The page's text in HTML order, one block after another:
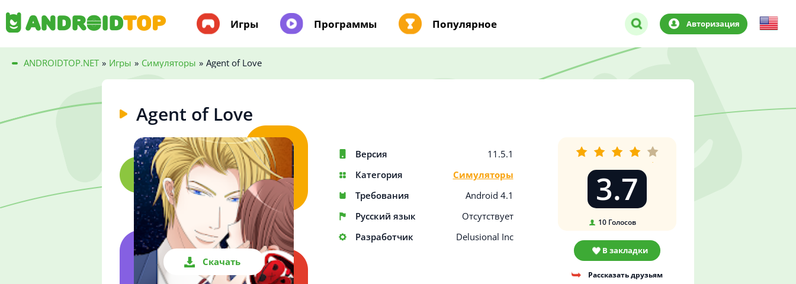
Игры Программы Популярное Авторизация
ANDROIDTOP.NET » Игры » Симуляторы » Agent of Love
Agent of Love
Скачать
Версия
11.5.1
Категория
Симуляторы
Требования
Android 4.1
Русский язык
Отсутствует
Разработчик
Delusional Inc
3.7
10 Голосов
В закладки
Рассказать друзьям